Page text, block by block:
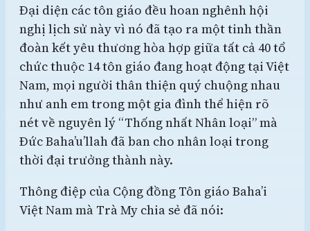
Đại diện các tôn giáo đều hoan nghênh hội
nghị lịch sử này vì nó đã tạo ra một tinh thần
đoàn kết yêu thương hòa hợp giữa tất cả 40 tổ
chức thuộc 14 tôn giáo đang hoạt động tại Việt
Nam, mọi người thân thiện quý chuộng nhau
như anh em trong một gia đình thể hiện rõ
nét về nguyên lý “Thống nhất Nhân loại” mà
Đức Baha’u’llah đã ban cho nhân loại trong
thời đại trưởng thành này.
Thông điệp của Cộng đồng Tôn giáo Baha’i
Việt Nam mà Trà My chia sẻ đã nói: